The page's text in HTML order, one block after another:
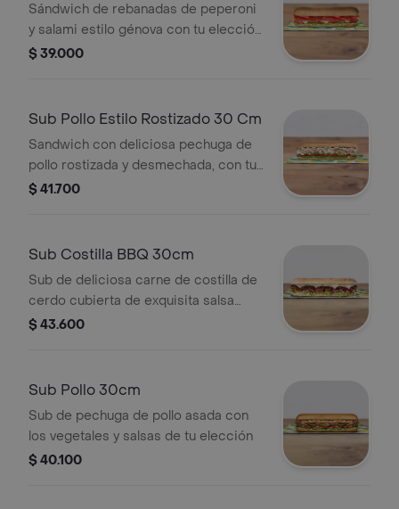
Sándwich de rebanadas de peperoni
y salami estilo génova con tu elección
de quesos, salsas y vegetales
$ 39.000
Sub Pollo Estilo Rostizado 30 Cm
Sandwich con deliciosa pechuga de
pollo rostizada y desmechada, con tu
elección de quesos, salsas y
$ 41.700
Sub Costilla BBQ 30cm
Sub de deliciosa carne de costilla de
cerdo cubierta de exquisita salsa
BBQ. Disfrútalo con los vegetales y
$ 43.600
Sub Pollo 30cm
Sub de pechuga de pollo asada con
los vegetales y salsas de tu elección
$ 40.100